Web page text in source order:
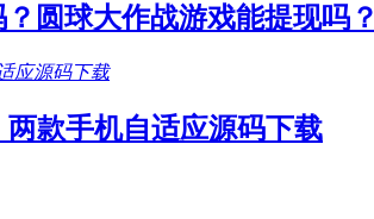
圆球大作战游戏能提现吗？
款手机自适应源码下载